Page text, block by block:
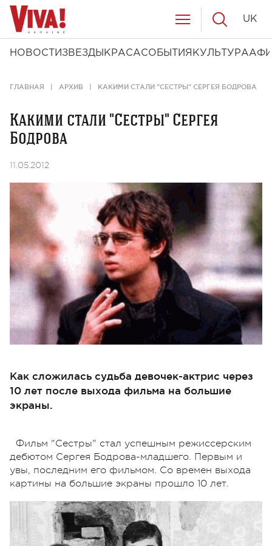
НОВОСТИ ЗВЕЗДЫ КРАСАСОБЫТИЯ КУЛЬТУРА
UK
ГЛАВНАЯ АРХИВ КАКИМИ СТАЛИ "СЕСТРЫ" СЕРГЕЯ БОДРОВА
Какими стали "Сестры" Сергея
Бодрова
11.05.2012
Как сложилась судьба девочек-актрис через
10 лет после выхода фильма на большие
экраны.
Фильм "Сестры" стал успешным режиссерским
дебютом Сергея Бодрова-младшего. Первым и
увы, последним его фильмом. Со времен выхода
картины на большие экраны прошло 10 лет.